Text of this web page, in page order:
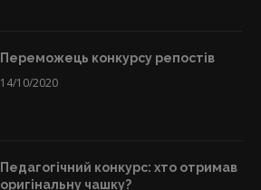
Переможець конкурсу репостів
14/10/2020
Педагогічний конкурс: хто отримав
оригінальну чашку?